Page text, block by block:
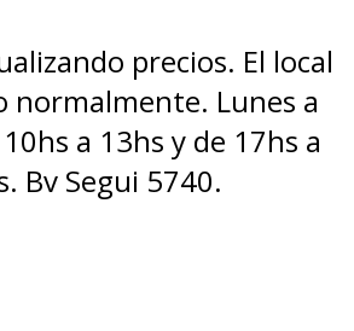
precios. El local
normalmente. Lunes a
a 13hs y de 17hs a
Bv Segui 5740.